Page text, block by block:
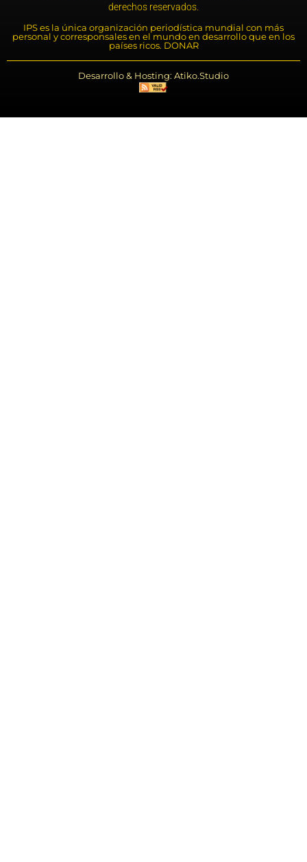
derechos reservados.
IPS es la única organización periodística mundial con más
personal y corresponsales en el mundo en desarrollo que en los
países ricos. DONAR
Desarrollo & Hosting: Atiko.Studio